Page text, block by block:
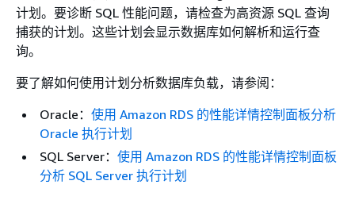
计划。要诊断 SQL 性能问题，请检查为高资源 SQL 查询
捕获的计划。这些计划会显示数据库如何解析和运行查
询。
要了解如何使用计划分析数据库负载，请参阅：
Oracle： 使用 Amazon RDS 的性能详情控制面板分析
Oracle 执行计划
SQL Server： 使用 Amazon RDS 的性能详情控制面板
分析 SQL Server 执行计划